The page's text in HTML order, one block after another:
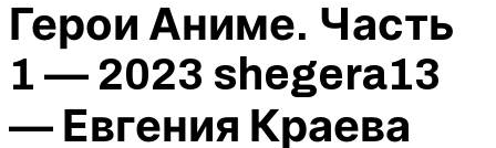
Герои Аниме. Часть
1 — 2023 shegera13
— Евгения Краева